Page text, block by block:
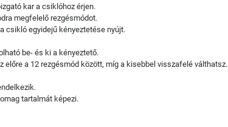
kar a csiklóhoz érjen.
megfelelő rezgésmódot.
csikló egyidejű kényeztetése nyújt.
be- és ki a kényeztető.
előre a 12 rezgésmód között, míg a kisebbel visszafelé válthatsz.
tartalmát képezi.